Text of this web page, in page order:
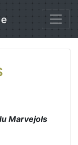
Marvejols